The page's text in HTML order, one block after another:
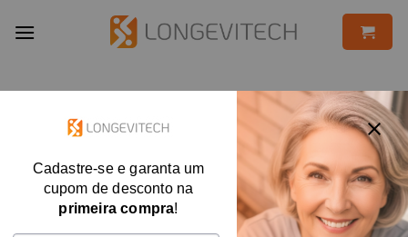
Cadastre-se e garanta um
cupom de desconto na
primeira compra!